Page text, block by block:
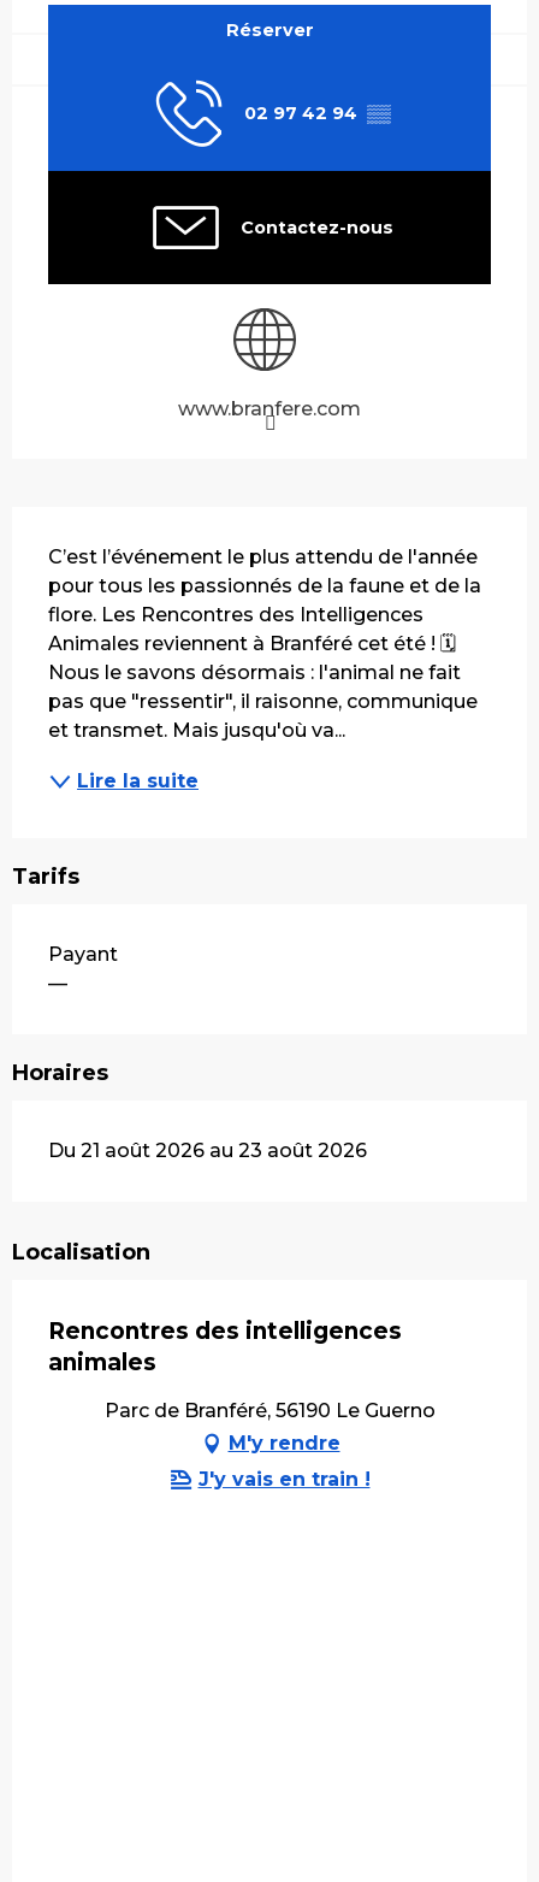
Réserver
02 97 42 94 ▒▒
Contactez-nous
www.branfere.com
C’est l’événement le plus attendu de l'année
pour tous les passionnés de la faune et de la
flore. Les Rencontres des Intelligences
Animales reviennent à Branféré cet été ! 🗓️
Nous le savons désormais : l'animal ne fait
pas que "ressentir", il raisonne, communique
et transmet. Mais jusqu'où va...
Lire la suite
Tarifs
Payant
—
Horaires
Du 21 août 2026 au 23 août 2026
Localisation
Rencontres des intelligences
animales
Parc de Branféré, 56190 Le Guerno
M'y rendre
J'y vais en train !